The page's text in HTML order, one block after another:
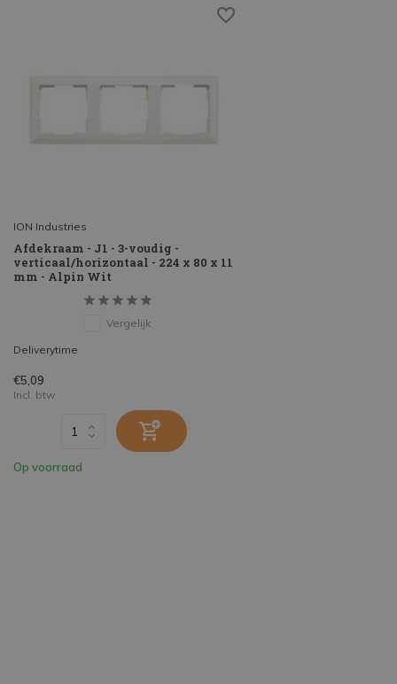
ION Industries
Afdekraam - J1 - 3-voudig -
verticaal/horizontaal - 224 x 80 x 11
mm - Alpin Wit
Vergelijk
Deliverytime
€5,09
Incl. btw
Op voorraad